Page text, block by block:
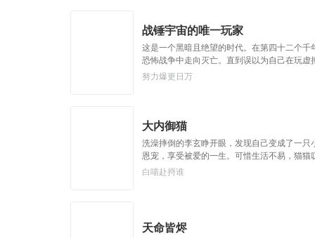
战锤宇宙的唯一玩家
这是一个黑暗且绝望的时代。在第四十二个
恐怖战争中走向灭亡。直到误以为自己在玩
戒。”基里曼：达奇是个优秀的战士，就是不
努力爆更日万
大内御猫
洗澡摔倒的李玄睁开眼，发现自己变成了一
恩宠，享受被爱的一生。可惜生活不易，猫
御猫在此，鼠辈还不束手就擒！
白喵赴捋谁
天命皆烬